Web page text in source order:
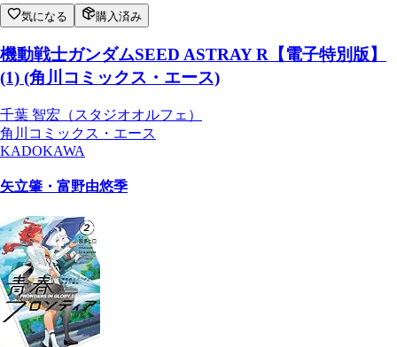
気になる 購入済み
機動戦士ガンダムSEED ASTRAY R【電子特別版】
(1) (角川コミックス・エース)
千葉 智宏（スタジオオルフェ）
角川コミックス・エース
KADOKAWA
矢立肇・富野由悠季